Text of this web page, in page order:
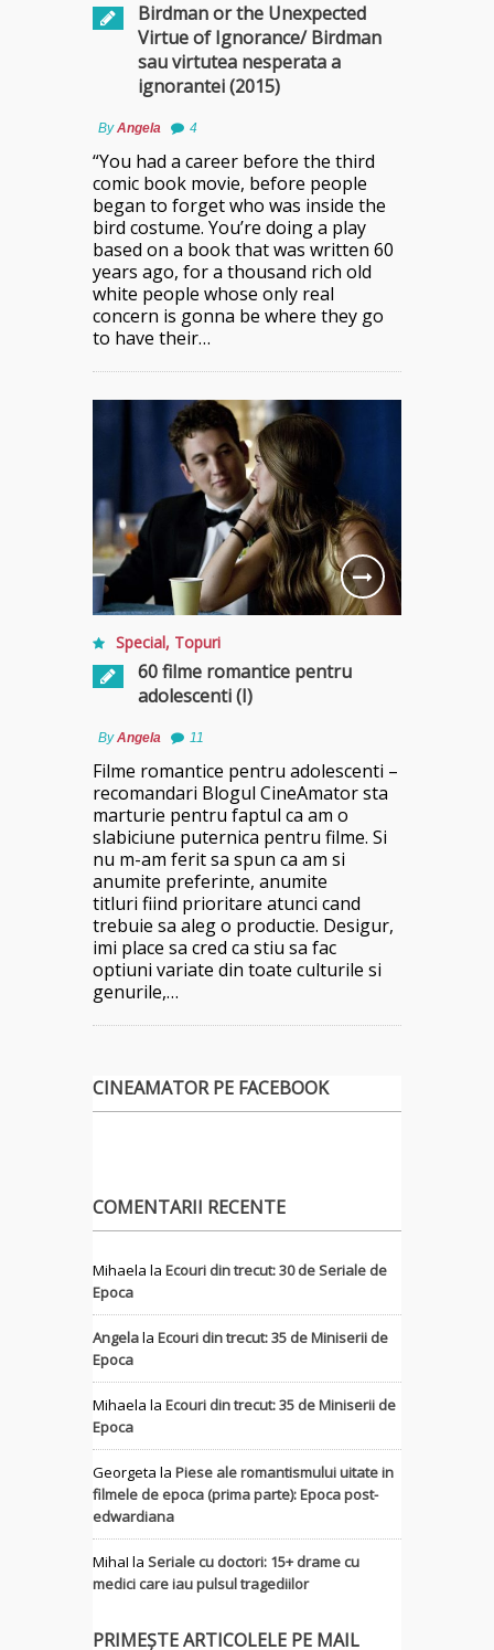
Birdman or the Unexpected
Virtue of Ignorance/ Birdman
sau virtutea nesperata a
ignorantei (2015)
ByAngela 4
“You had a career before the third
comic book movie, before people
began to forget who was inside the
bird costume. You’re doing a play
based on a book that was written 60
years ago, for a thousand rich old
white people whose only real
concern is gonna be where they go
to have their…
Special, Topuri
60 filme romantice pentru
adolescenti (I)
ByAngela 11
Filme romantice pentru adolescenti –
recomandari Blogul CineAmator sta
marturie pentru faptul ca am o
slabiciune puternica pentru filme. Si
nu m-am ferit sa spun ca am si
anumite preferinte, anumite
titluri fiind prioritare atunci cand
trebuie sa aleg o productie. Desigur,
imi place sa cred ca stiu sa fac
optiuni variate din toate culturile si
genurile,…
CINEAMATOR PE FACEBOOK
COMENTARII RECENTE
Mihaela la Ecouri din trecut: 30 de Seriale de
Epoca
Angelala Ecouri din trecut: 35 de Miniserii de
Epoca
Mihaela la Ecouri din trecut: 35 de Miniserii de
Epoca
Georgeta la Piese ale romantismului uitate in
filmele de epoca (prima parte): Epoca post-
edwardiana
MihaI la Seriale cu doctori: 15+ drame cu
medici care iau pulsul tragediilor
PRIMEȘTE ARTICOLELE PE MAIL